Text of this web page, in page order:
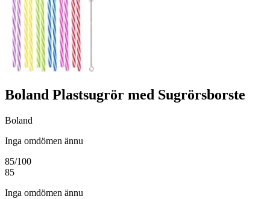
Boland Plastsugrör med Sugrörsborste
Boland
Inga omdömen ännu
85/100
85
Inga omdömen ännu